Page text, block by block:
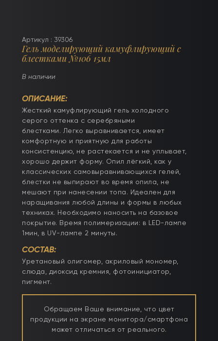
Артикул : 39306
Гель моделирующий камуфлирующий с
блестками №106 15мл
В наличии
ОПИСАНИЕ:
Жесткий камуфлирующий гель холодного
серого оттенка с серебряными
блестками. Легко выравнивается, имеет
комфортную и приятную для работы
консистенцию, не растекается и не уплывает,
хорошо держит форму. Опил лёгкий, как у
классических самовыравнивающихся гелей,
блестки не выпирают во время опила, не
мешают при нанесении топа. Идеален для
наращивания любой длины и формы в любых
техниках. Необходимо наносить на базовое
покрытие. Время полимеризации: в LED-лампе
1мин, в UV-лампе 2 минуты.
СОСТАВ:
Уретановый олигомер, акриловый мономер,
слюда, диоксид кремния, фотоинициатор,
пигмент.
Обращаем Ваше внимание, что цвет
продукции на экране монитора/смартфона
может отличаться от реального.